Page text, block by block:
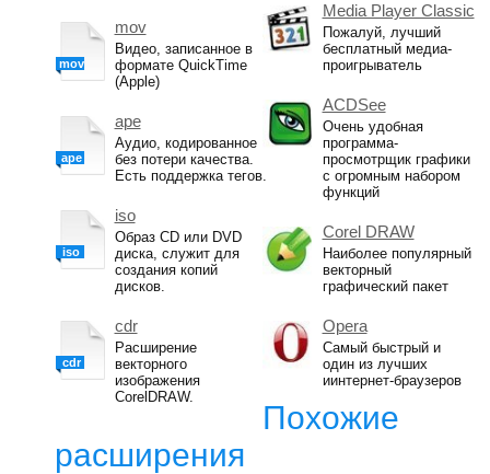
mov
mov
Видео, записанное в
формате QuickTime
(Apple)
ape
ape
Аудио, кодированное
без потери качества.
Есть поддержка тегов.
iso
iso
Образ CD или DVD
диска, служит для
создания копий
дисков.
cdr
cdr
Расширение
векторного
изображения
CorelDRAW.
Media Player Classic
Пожалуй, лучший
бесплатный медиа-
проигрыватель
ACDSee
Очень удобная
программа-
просмотрщик графики
с огромным набором
функций
Corel DRAW
Наиболее популярный
векторный
графический пакет
Opera
Самый быстрый и
один из лучших
иинтернет-браузеров
Похожие
расширения